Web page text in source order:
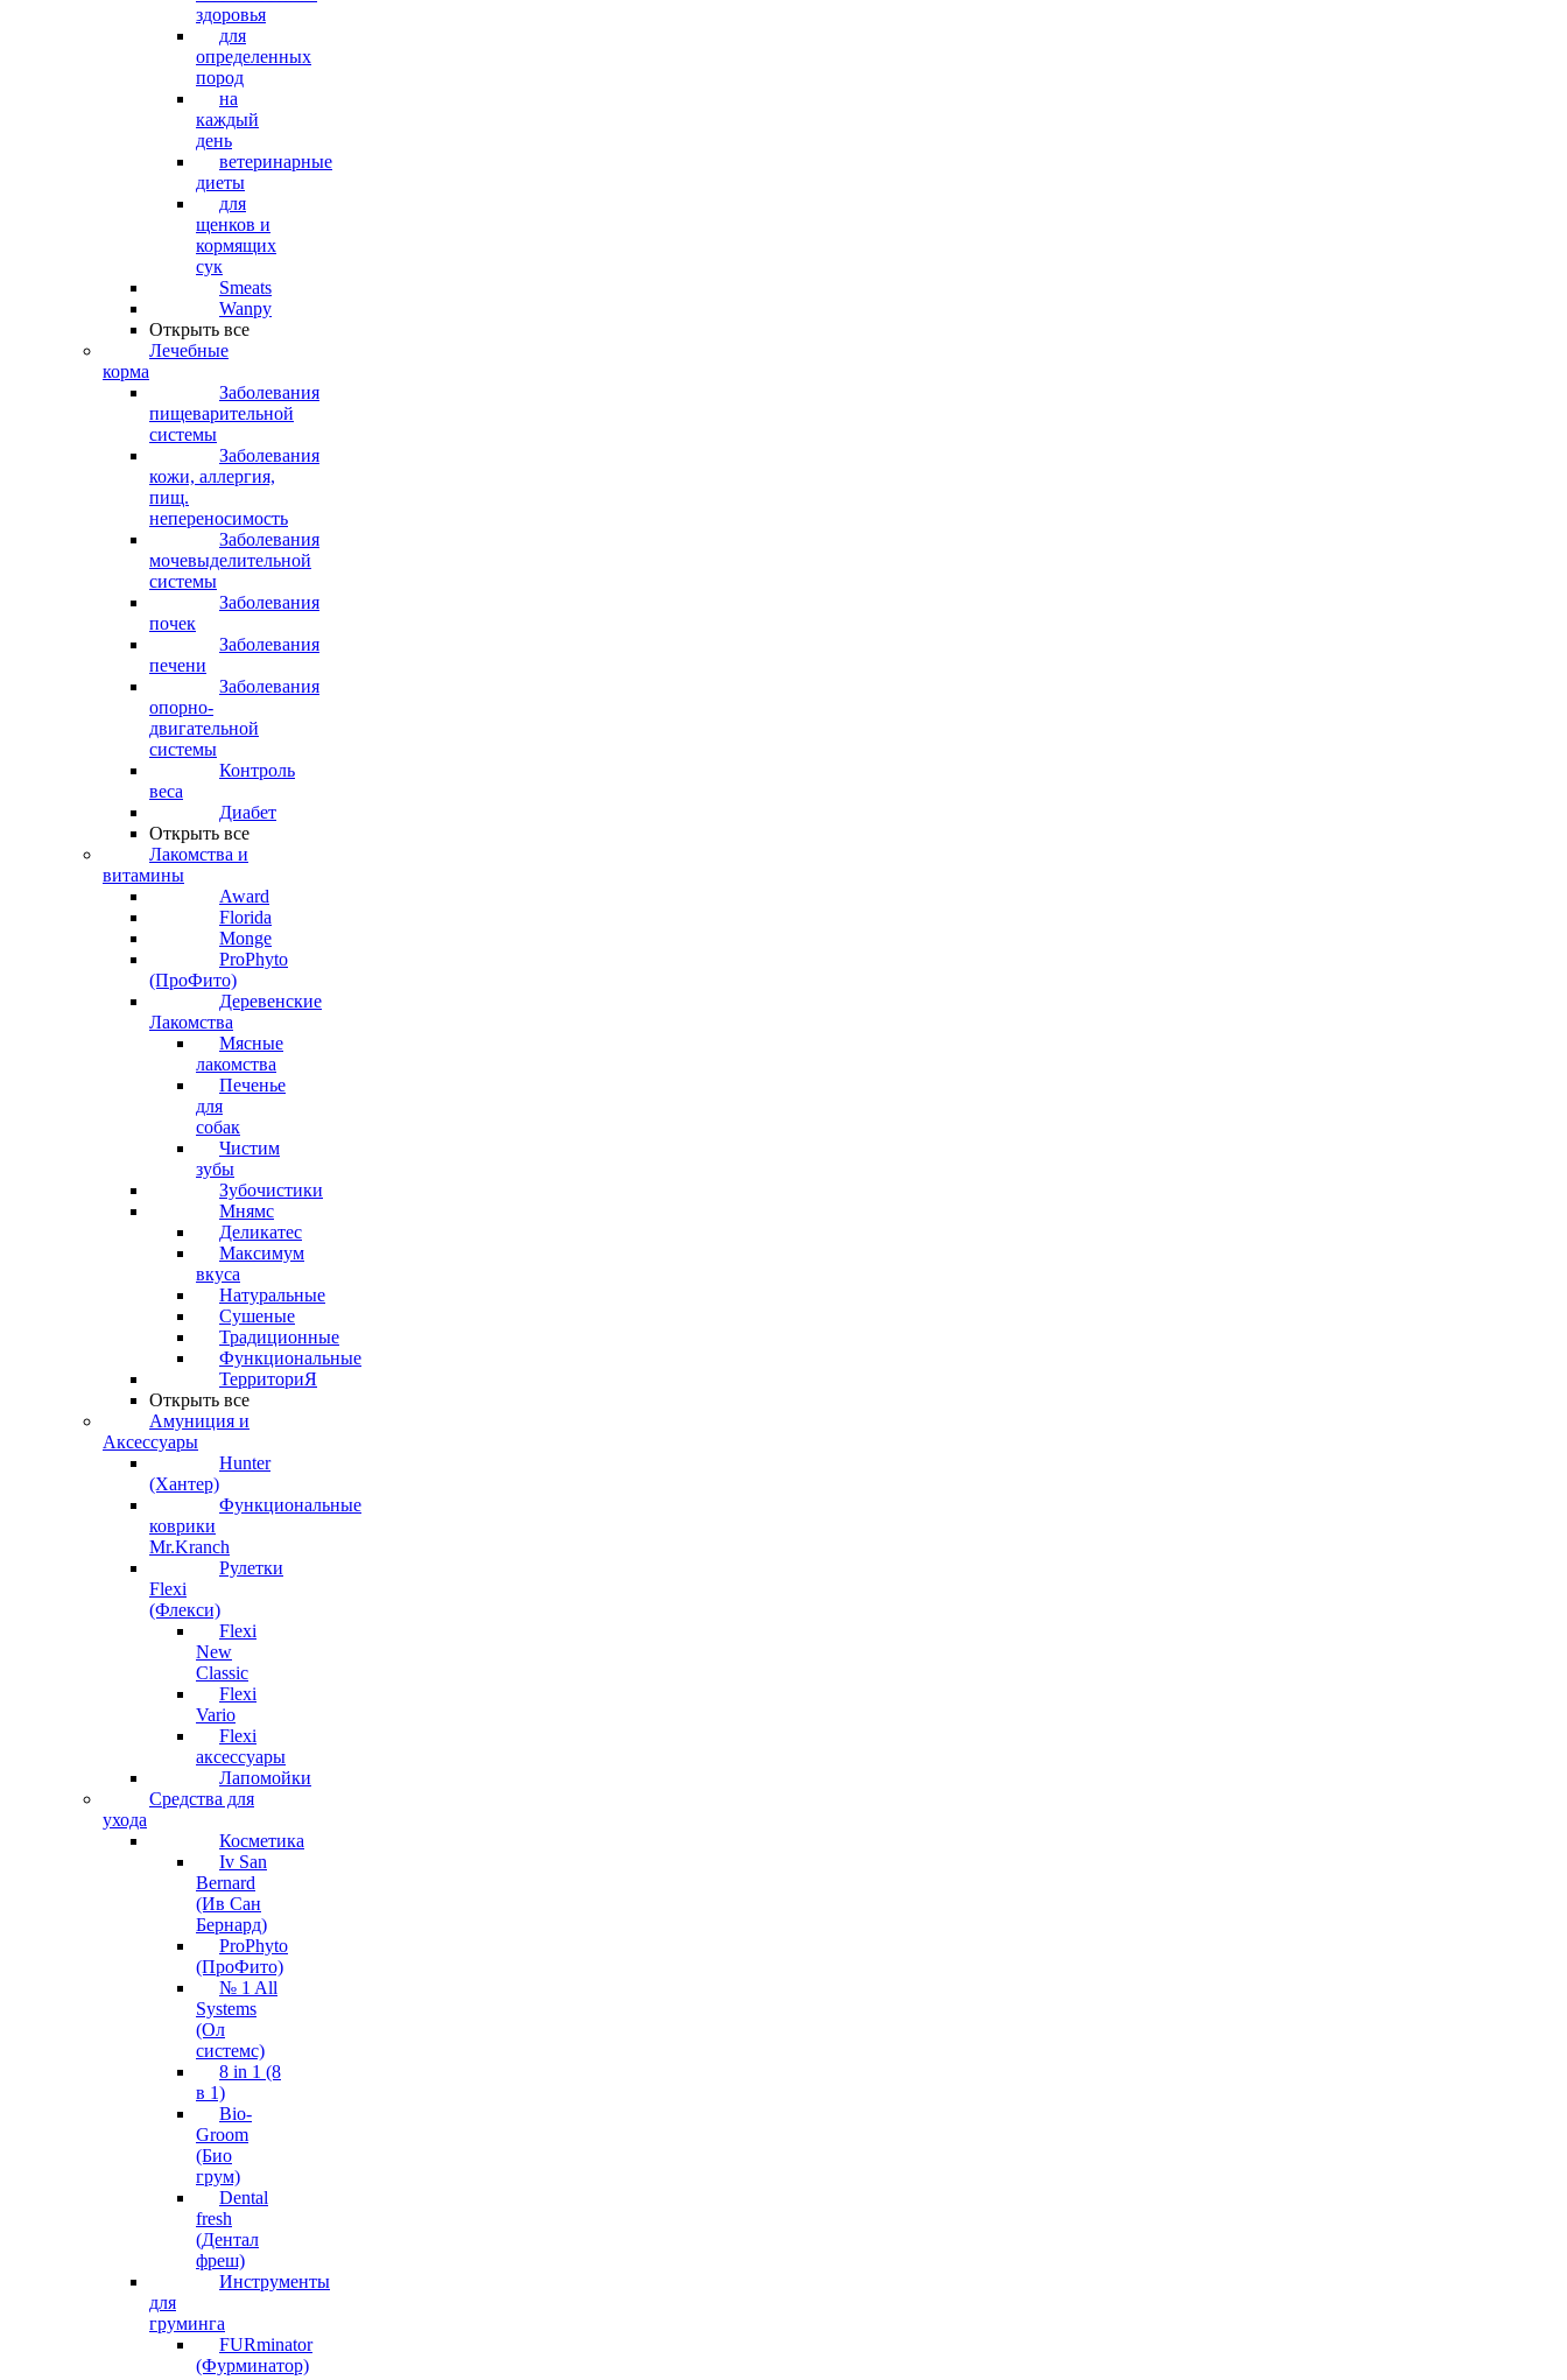
здоровья
для
определенных
пород
на
каждый
день
ветеринарные
диеты
для
щенков и
кормящих
сук
Smeats
Wanpy
Открыть все
Лечебные
корма
Заболевания
пищеварительной
системы
Заболевания
кожи, аллергия,
пищ.
непереносимость
Заболевания
мочевыделительной
системы
Заболевания
почек
Заболевания
печени
Заболевания
опорно-
двигательной
системы
Контроль
веса
Диабет
Открыть все
Лакомства и
витамины
Award
Florida
Monge
ProPhyto
(ПроФито)
Деревенские
Лакомства
Мясные
лакомства
Печенье
для
собак
Чистим
зубы
Зубочистики
Мнямс
Деликатес
Максимум
вкуса
Натуральные
Сушеные
Традиционные
Функциональные
ТерриториЯ
Открыть все
Амуниция и
Аксессуары
Hunter
(Хантер)
Функциональные
коврики
Mr.Kranch
Рулетки
Flexi
(Флекси)
Flexi
New
Classic
Flexi
Vario
Flexi
аксессуары
Лапомойки
Средства для
ухода
Косметика
Iv San
Bernard
(Ив Сан
Бернард)
ProPhyto
(ПроФито)
№ 1 All
Systems
(Ол
системс)
8 in 1 (8
в 1)
Bio-
Groom
(Био
грум)
Dental
fresh
(Дентал
фреш)
Инструменты
для
груминга
FURminator
(Фурминатор)